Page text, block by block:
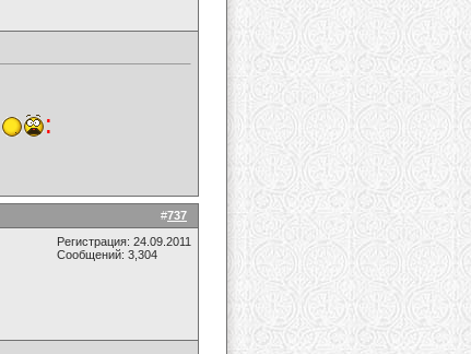
:
#737
Регистрация: 24.09.2011
Сообщений: 3,304